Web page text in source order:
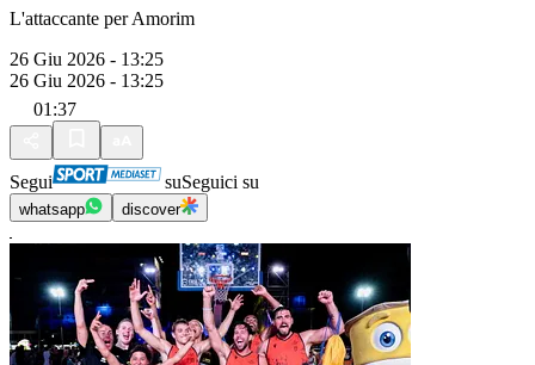
L'attaccante per Amorim
26 Giu 2026 - 13:25
26 Giu 2026 - 13:25
01:37
Segui suSeguici su
whatsapp discover